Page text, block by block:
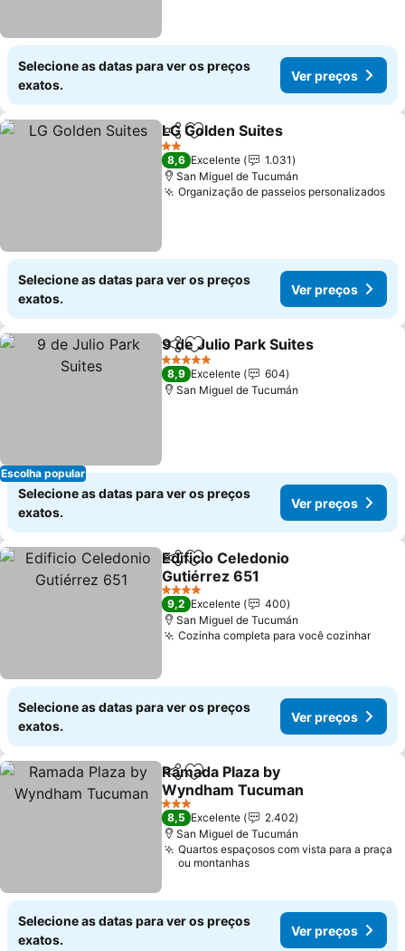
Selecione as datas para ver os preços
exatos.
Ver preços
PartilharAdicionar aos favoritos
LG Golden Suites
2 Estrelas
8,6 Excelente
1.031
San Miguel de Tucumán
Organização de passeios personalizados
Selecione as datas para ver os preços
exatos.
Ver preços
Escolha popular
PartilharAdicionar aos favoritos
9 de Julio Park Suites
5 Estrelas
8,9 Excelente
604
San Miguel de Tucumán
Selecione as datas para ver os preços
exatos.
Ver preços
PartilharAdicionar aos favoritos
Edificio Celedonio
Gutiérrez 651
Ver preços
4 Estrelas
9,2 Excelente
400
San Miguel de Tucumán
Cozinha completa para você cozinharVer
Selecione as datas para ver os preços
exatos.
Ver preços
PartilharAdicionar aos favoritos
Ramada Plaza by
Wyndham Tucuman
Ver preços
3 Estrelas
8,5 Excelente
2.402
San Miguel de Tucumán
Quartos espaçosos com vista para a praça
ou montanhas
Selecione as datas para ver os preços
exatos.
Ver preços